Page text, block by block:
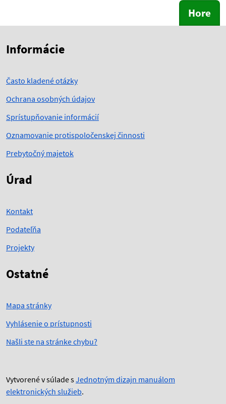
Hore
Informácie
Často kladené otázky
Ochrana osobných údajov
Sprístupňovanie informácií
Oznamovanie protispoločenskej činnosti
Prebytočný majetok
Úrad
Kontakt
Podateľňa
Projekty
Ostatné
Mapa stránky
Vyhlásenie o prístupnosti
Našli ste na stránke chybu?
Vytvorené v súlade sJednotným dizajn manuálom
elektronických služieb.